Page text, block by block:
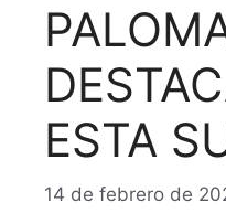
ESTA
14 de febrero de